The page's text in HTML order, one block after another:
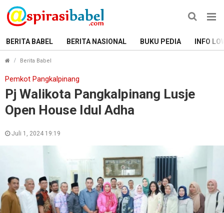
BERITA BABEL BERITA NASIONAL BUKU PEDIA INFO
Berita Babel
Pemkot Pangkalpinang
Pj Walikota Pangkalpinang Lusje
Open House Idul Adha
Juli 1, 2024 19:19